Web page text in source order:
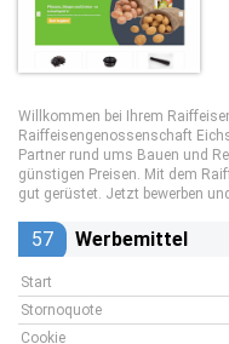
Willkommen bei Ihrem
Raiffeisengenossenschaft
Partner rund ums Bauen und
günstigen Preisen. Mit dem
gut gerüstet. Jetzt bewerben
57 Werbemittel
Start
Stornoquote
Cookie